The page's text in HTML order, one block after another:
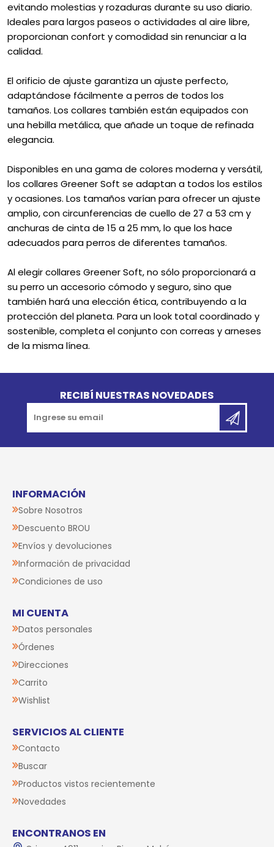
evitando molestias y rozaduras durante su uso diario.
Ideales para largos paseos o actividades al aire libre,
proporcionan confort y comodidad sin renunciar a la
calidad.
El orificio de ajuste garantiza un ajuste perfecto,
adaptándose fácilmente a perros de todos los
tamaños. Los collares también están equipados con
una hebilla metálica, que añade un toque de refinada
elegancia.
Disponibles en una gama de colores moderna y versátil,
los collares Greener Soft se adaptan a todos los estilos
y ocasiones. Los tamaños varían para ofrecer un ajuste
amplio, con circunferencias de cuello de 27 a 53 cm y
anchuras de cinta de 15 a 25 mm, lo que los hace
adecuados para perros de diferentes tamaños.
Al elegir collares Greener Soft, no sólo proporcionará a
su perro un accesorio cómodo y seguro, sino que
también hará una elección ética, contribuyendo a la
protección del planeta. Para un look total coordinado y
sostenible, completa el conjunto con correas y arneses
de la misma línea.
RECIBÍ NUESTRAS NOVEDADES
INFORMACIÓN
Sobre Nosotros
Descuento BROU
Envíos y devoluciones
Información de privacidad
Condiciones de uso
MI CUENTA
Datos personales
Órdenes
Direcciones
Carrito
Wishlist
SERVICIOS AL CLIENTE
Contacto
Buscar
Productos vistos recientemente
Novedades
ENCONTRANOS EN